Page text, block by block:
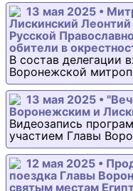
13 мая 2025 •
Лискинский
Русской
обители в
В состав делегации
Воронежской
13 мая 2025 •
Воронежским и
Видеозапись
участием Главы
12 мая 2025 •
поездка Главы
святым местам